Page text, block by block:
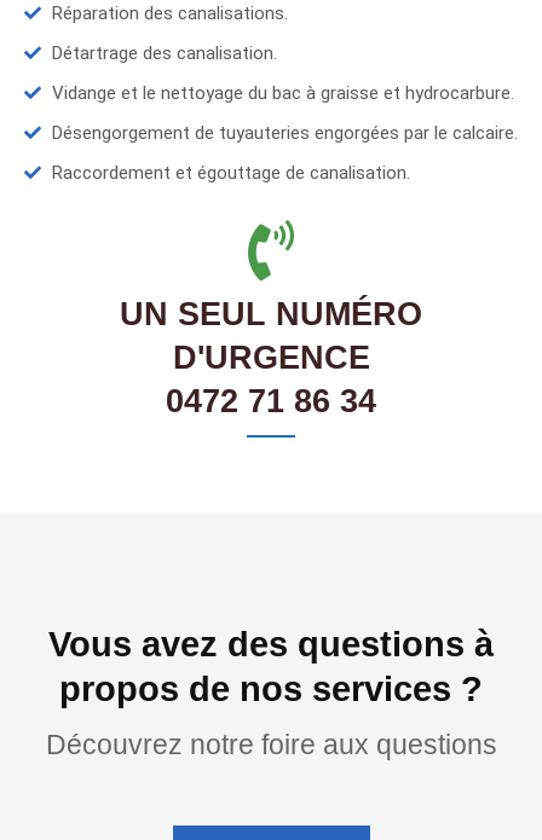
Réparation des canalisations.
Détartrage des canalisation.
Vidange et le nettoyage du bac à graisse et hydrocarbure.
Désengorgement de tuyauteries engorgées par le calcaire.
Raccordement et égouttage de canalisation.
UN SEUL NUMÉRO
D'URGENCE
0472 71 86 34
Vous avez des questions à
propos de nos services ?
Découvrez notre foire aux questions